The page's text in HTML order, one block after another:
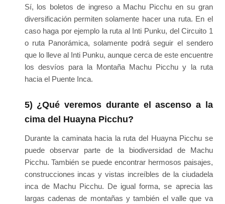
Sí, los boletos de ingreso a Machu Picchu en su gran
diversificación permiten solamente hacer una ruta. En el
caso haga por ejemplo la ruta al Inti Punku, del Circuito 1
o ruta Panorámica, solamente podrá seguir el sendero
que lo lleve al Inti Punku, aunque cerca de este encuentre
los desvíos para la Montaña Machu Picchu y la ruta
hacia el Puente Inca.
5) ¿Qué veremos durante el ascenso a la
cima del Huayna Picchu?
Durante la caminata hacia la ruta del Huayna Picchu se
puede observar parte de la biodiversidad de Machu
Picchu. También se puede encontrar hermosos paisajes,
construcciones incas y vistas increíbles de la ciudadela
inca de Machu Picchu. De igual forma, se aprecia las
largas cadenas de montañas y también el valle que va